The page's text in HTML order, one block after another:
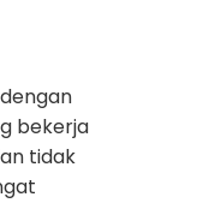
bekerja
tidak